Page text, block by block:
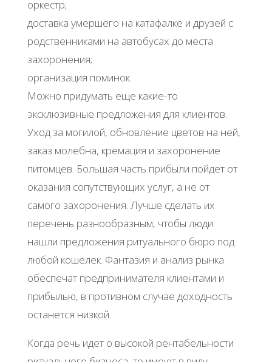
оркестр;
доставка умершего на катафалке и друзей с
родственниками на автобусах до места
захоронения;
организация поминок.
Можно придумать еще какие-то
эксклюзивные предложения для клиентов.
Уход за могилой, обновление цветов на ней,
заказ молебна, кремация и захоронение
питомцев. Большая часть прибыли пойдет от
оказания сопутствующих услуг, а не от
самого захоронения. Лучше сделать их
перечень разнообразным, чтобы люди
нашли предложения ритуального бюро под
любой кошелек. Фантазия и анализ рынка
обеспечат предпринимателя клиентами и
прибылью, в противном случае доходность
останется низкой.
Когда речь идет о высокой рентабельности